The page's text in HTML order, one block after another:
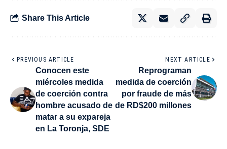
Share This Article
PREVIOUS ARTICLE
Conocen este
miércoles medida
de coerción contra
hombre acusado de
matar a su expareja
en La Toronja, SDE
NEXT ARTICLE
Reprograman
medida de coerción
por fraude de más
de RD$200 millones